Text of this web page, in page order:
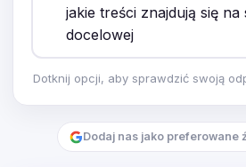
jakie treści znajdują się na
docelowej
Dotknij opcji, aby sprawdzić swoją
Dodaj nas jako preferowane